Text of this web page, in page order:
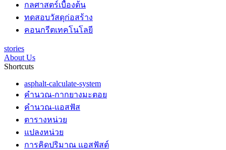
กลศาสตร์เบื้องต้น
ทดสอบวัสดุก่อสร้าง
คอนกรีตเทคโนโลยี
stories
About Us
Shortcuts
asphalt-calculate-system
คำนวณ-กากยางมะตอย
คำนวณ-แอสฟัส
ตารางหน่วย
แปลงหน่วย
การคิดปริมาณ แอสฟัสต์